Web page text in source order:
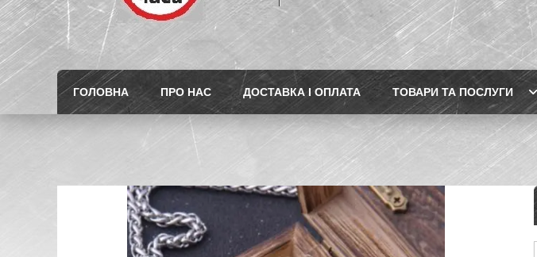
ГОЛОВНА ПРО НАС ДОСТАВКА І ОПЛАТА ТОВАРИ ТА ПОСЛУГИ